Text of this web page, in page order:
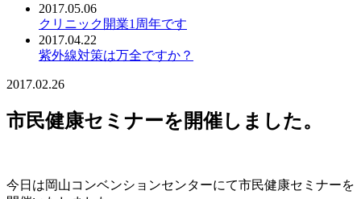
2017.05.06
クリニック開業1周年です
2017.04.22
紫外線対策は万全ですか？
2017.02.26
市民健康セミナーを開催しました。
今日は岡山コンベンションセンターにて市民健康セミナーを